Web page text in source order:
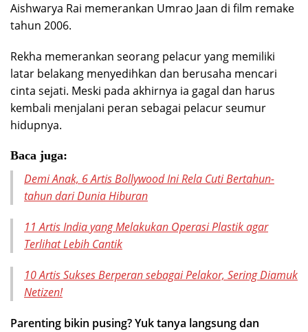
Aishwarya Rai memerankan Umrao Jaan di film remake
tahun 2006.
Rekha memerankan seorang pelacur yang memiliki
latar belakang menyedihkan dan berusaha mencari
cinta sejati. Meski pada akhirnya ia gagal dan harus
kembali menjalani peran sebagai pelacur seumur
hidupnya.
Baca juga:
Demi Anak, 6 Artis Bollywood Ini Rela Cuti Bertahun-
tahun dari Dunia Hiburan
11 Artis India yang Melakukan Operasi Plastik agar
Terlihat Lebih Cantik
10 Artis Sukses Berperan sebagai Pelakor, Sering Diamuk
Netizen!
Parenting bikin pusing? Yuk tanya langsung dan